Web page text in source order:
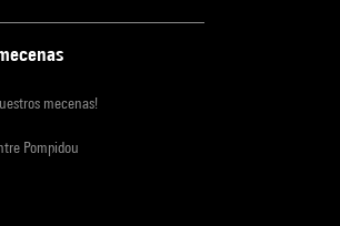
mecenas!
Pompidou